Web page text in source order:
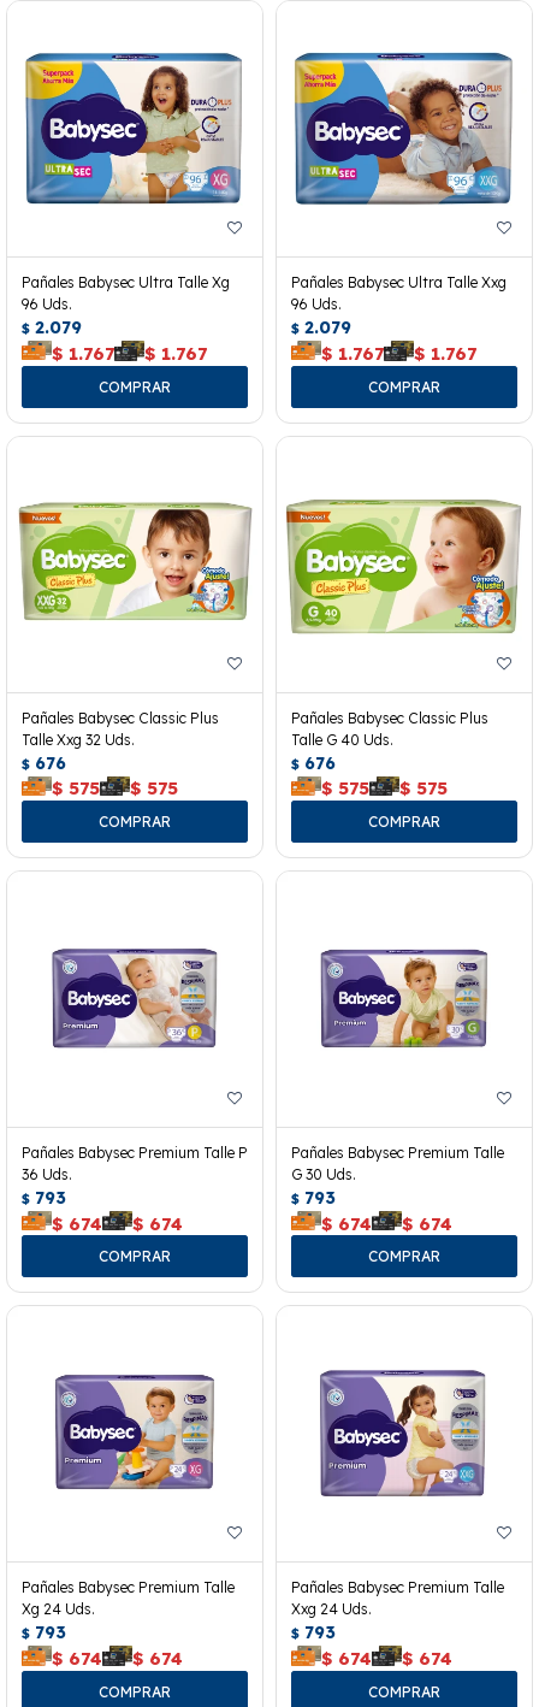
Pañales Babysec Ultra Talle Xg
96 Uds.
$ 2.079
$ 1.767 $ 1.767
Pañales Babysec Ultra Talle Xxg
96 Uds.
$ 2.079
$ 1.767 $ 1.767
Pañales Babysec Classic Plus
Talle Xxg 32 Uds.
$ 676
$ 575 $ 575
Pañales Babysec Classic Plus
Talle G 40 Uds.
$ 676
$ 575 $ 575
Pañales Babysec Premium Talle P
36 Uds.
$ 793
$ 674 $ 674
Pañales Babysec Premium Talle
G 30 Uds.
$ 793
$ 674 $ 674
Pañales Babysec Premium Talle
Xg 24 Uds.
$ 793
$ 674 $ 674
Pañales Babysec Premium Talle
Xxg 24 Uds.
$ 793
$ 674 $ 674